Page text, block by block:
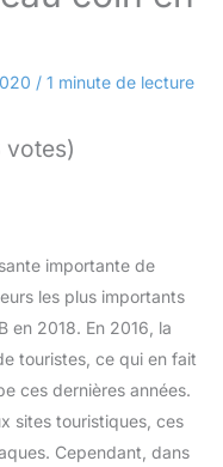
/ 1 minute de lecture
importante de
les plus importants
en 2018. En 2016, la
touristes, ce qui en fait
ces dernières années.
sites touristiques, ces
Cependant, dans